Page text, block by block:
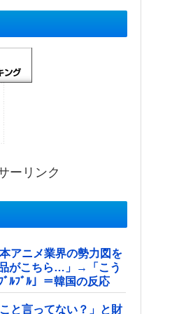
ーリンク
アニメ業界の勢力図を
がこちら…」→「こう
ﾙﾌﾞﾙ」＝韓国の反応
と言ってない？」と財